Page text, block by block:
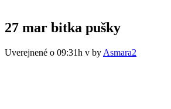
27 mar bitka pušky
Uverejnené o 09:31h v by Asmara2